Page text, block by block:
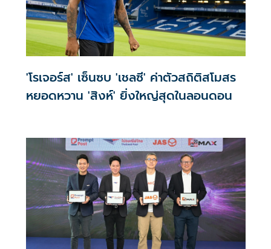
'โรเจอร์ส' เซ็นซบ 'เชลซี' ค่าตัวสถิติสโมสร
หยอดหวาน 'สิงห์' ยิ่งใหญ่สุดในลอนดอน